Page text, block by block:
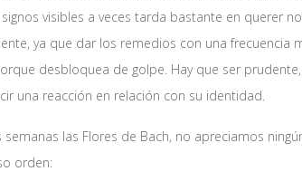
visibles a veces tarda bastante en querer
ya que dar los remedios con una frecuencia
desbloquea de golpe. Hay que ser
una reacción en relación con su identidad.
las Flores de Bach, no apreciamos
orden: